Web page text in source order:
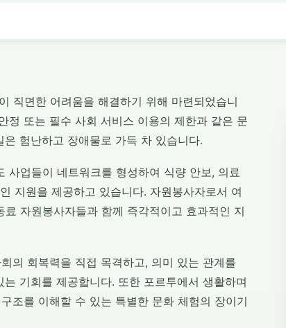
직면한 어려움을 해결하기 위해 마련되었습니
정 또는 필수 사회 서비스 이용의 제한과 같은 문
험난하고 장애물로 가득 차 있습니다.
사업들이 네트워크를 형성하여 식량 안보, 의료
지원을 제공하고 있습니다. 자원봉사자로서 여
자원봉사자들과 함께 즉각적이고 효과적인 지
의 회복력을 직접 목격하고, 의미 있는 관계를
기회를 제공합니다. 또한 포르투에서 생활하며
조를 이해할 수 있는 특별한 문화 체험의 장이기